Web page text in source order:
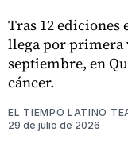
Tras 12 ediciones
llega por primera
septiembre, en
cáncer.
EL TIEMPO LATINO
29 de julio de 2026